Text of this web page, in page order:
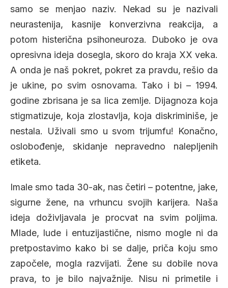
samo se menjao naziv. Nekad su je nazivali
neurastenija, kasnije konverzivna reakcija, a
potom histerična psihoneuroza. Duboko je ova
opresivna ideja dosegla, skoro do kraja XX veka.
A onda je naš pokret, pokret za pravdu, rešio da
je ukine, po svim osnovama. Tako i bi – 1994.
godine zbrisana je sa lica zemlje. Dijagnoza koja
stigmatizuje, koja zlostavlja, koja diskriminiše, je
nestala. Uživali smo u svom trijumfu! Konačno,
oslobođenje, skidanje nepravedno nalepljenih
etiketa.
Imale smo tada 30-ak, nas četiri – potentne, jake,
sigurne žene, na vrhuncu svojih karijera. Naša
ideja doživljavala je procvat na svim poljima.
Mlade, lude i entuzijastične, nismo mogle ni da
pretpostavimo kako bi se dalje, priča koju smo
započele, mogla razvijati. Žene su dobile nova
prava, to je bilo najvažnije. Nisu ni primetile i